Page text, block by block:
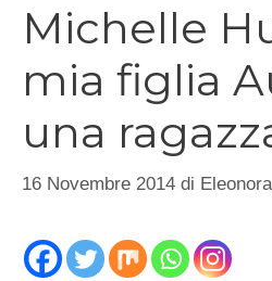
Michelle
mia figlia
una
16 Novembre 2014 di